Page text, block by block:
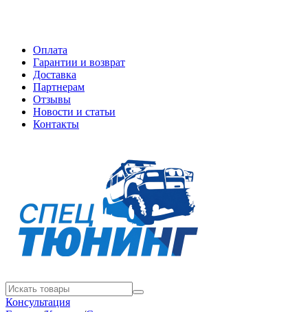
Оплата
Гарантии и возврат
Доставка
Партнерам
Отзывы
Новости и статьи
Контакты
Консультация